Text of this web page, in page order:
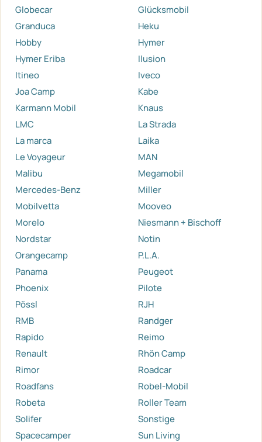
Globecar
Glücksmobil
Granduca
Heku
Hobby
Hymer
Hymer Eriba
Ilusion
Itineo
Iveco
Joa Camp
Kabe
Karmann Mobil
Knaus
LMC
La Strada
La marca
Laika
Le Voyageur
MAN
Malibu
Megamobil
Mercedes-Benz
Miller
Mobilvetta
Mooveo
Morelo
Niesmann + Bischoff
Nordstar
Notin
Orangecamp
P.L.A.
Panama
Peugeot
Phoenix
Pilote
Pössl
RJH
RMB
Randger
Rapido
Reimo
Renault
Rhön Camp
Rimor
Roadcar
Roadfans
Robel-Mobil
Robeta
Roller Team
Solifer
Sonstige
Spacecamper
Sun Living